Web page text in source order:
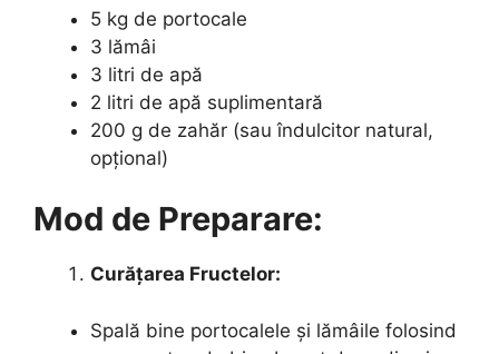
5 kg de portocale
3 lămâi
3 litri de apă
2 litri de apă suplimentară
200 g de zahăr (sau îndulcitor natural,
opțional)
Mod de Preparare:
Curățarea Fructelor:
Spală bine portocalele și lămâile folosind